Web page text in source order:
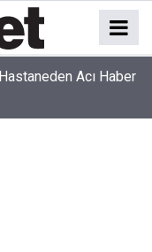
Acı Haber